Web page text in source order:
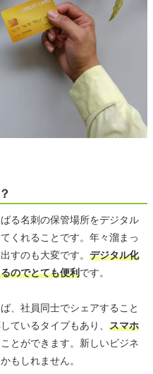
る名刺の保管場所をデジタル
くれることです。年々溜まっ
すのも大変です。 デジタル化
のでとても便利です。
、社員同士でシェアすること
ているタイプもあり、 スマホ
とができます。新しいビジネ
もしれません。